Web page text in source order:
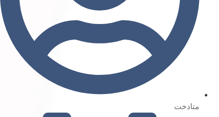
متادخت